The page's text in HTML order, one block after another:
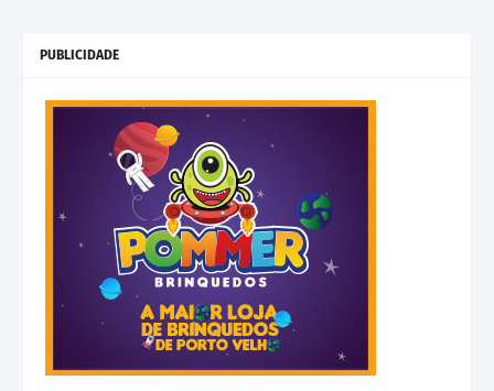
PUBLICIDADE